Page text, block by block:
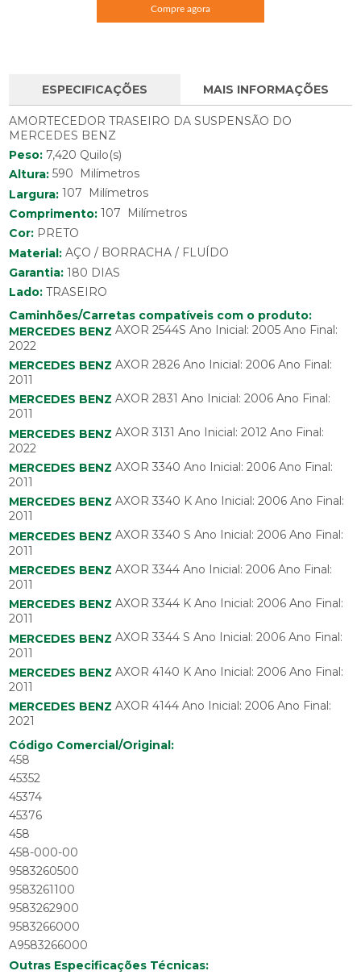
Compre agora
ESPECIFICAÇÕES MAIS INFORMAÇÕES
AMORTECEDOR TRASEIRO DA SUSPENSÃO DO
MERCEDES BENZ
Peso: 7,420 Quilo(s)
Altura: 590 Milímetros
Largura: 107 Milímetros
Comprimento: 107 Milímetros
Cor: PRETO
Material: AÇO / BORRACHA / FLUÍDO
Garantia: 180 DIAS
Lado: TRASEIRO
Caminhões/Carretas compatíveis com o produto:
MERCEDES BENZ AXOR 2544S Ano Inicial: 2005 Ano Final:
2022
MERCEDES BENZ AXOR 2826 Ano Inicial: 2006 Ano Final:
2011
MERCEDES BENZ AXOR 2831 Ano Inicial: 2006 Ano Final:
2011
MERCEDES BENZ AXOR 3131 Ano Inicial: 2012 Ano Final:
2022
MERCEDES BENZ AXOR 3340 Ano Inicial: 2006 Ano Final:
2011
MERCEDES BENZ AXOR 3340 K Ano Inicial: 2006 Ano Final:
2011
MERCEDES BENZ AXOR 3340 S Ano Inicial: 2006 Ano Final:
2011
MERCEDES BENZ AXOR 3344 Ano Inicial: 2006 Ano Final:
2011
MERCEDES BENZ AXOR 3344 K Ano Inicial: 2006 Ano Final:
2011
MERCEDES BENZ AXOR 3344 S Ano Inicial: 2006 Ano Final:
2011
MERCEDES BENZ AXOR 4140 K Ano Inicial: 2006 Ano Final:
2011
MERCEDES BENZ AXOR 4144 Ano Inicial: 2006 Ano Final:
2021
Código Comercial/Original:
458
45352
45374
45376
458
458-000-00
9583260500
9583261100
9583262900
9583266000
A9583266000
Outras Especificações Técnicas: